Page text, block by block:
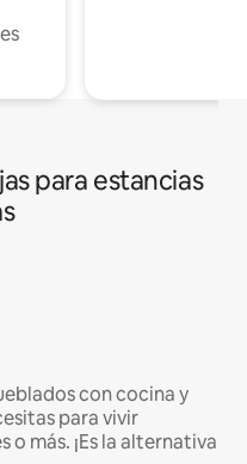
para estancias
con cocina y
para vivir
más. ¡Es la alternativa